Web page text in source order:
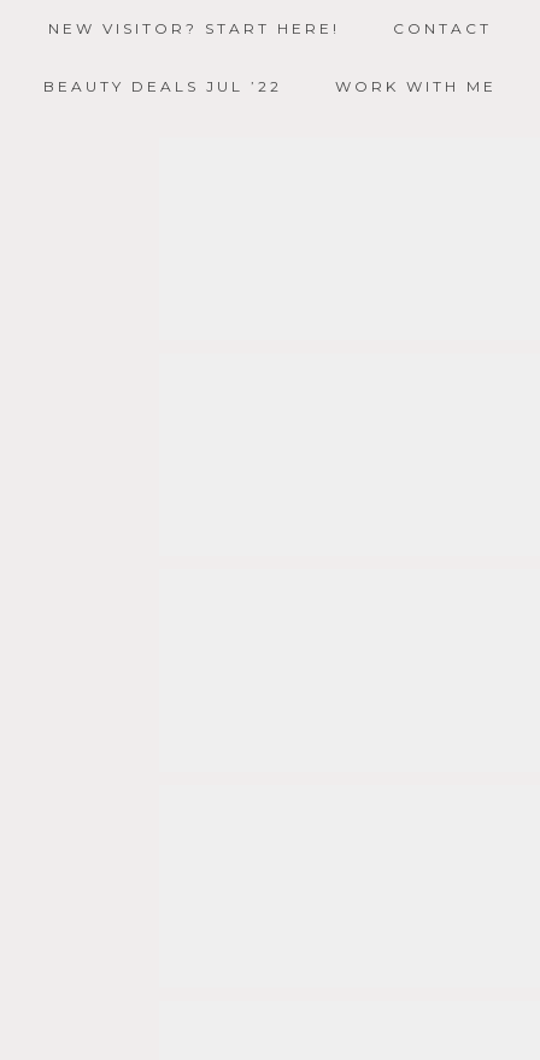
NEW VISITOR? START HERE! CONTACT
BEAUTY DEALS JUL ’22 WORK WITH ME